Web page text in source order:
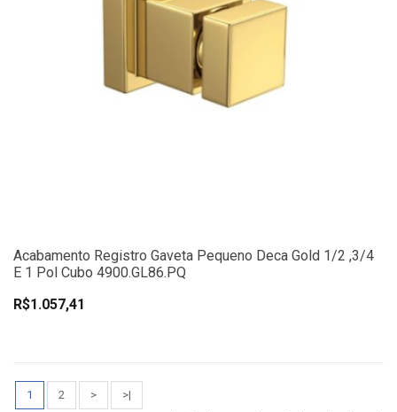
Acabamento Registro Gaveta Pequeno Deca Gold 1/2 ,3/4
E 1 Pol Cubo 4900.GL86.PQ
R$1.057,41
1 2 >
>|